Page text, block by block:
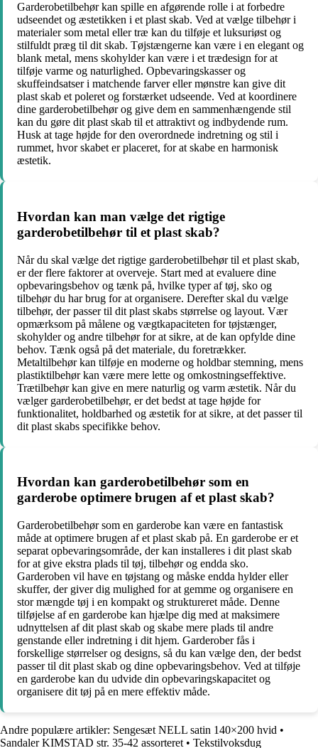
Garderobetilbehør kan spille en afgørende rolle i at forbedre
udseendet og æstetikken i et plast skab. Ved at vælge tilbehør i
materialer som metal eller træ kan du tilføje et luksuriøst og
stilfuldt præg til dit skab. Tøjstængerne kan være i en elegant og
blank metal, mens skohylder kan være i et trædesign for at
tilføje varme og naturlighed. Opbevaringskasser og
skuffeindsatser i matchende farver eller mønstre kan give dit
plast skab et poleret og forstærket udseende. Ved at koordinere
dine garderobetilbehør og give dem en sammenhængende stil
kan du gøre dit plast skab til et attraktivt og indbydende rum.
Husk at tage højde for den overordnede indretning og stil i
rummet, hvor skabet er placeret, for at skabe en harmonisk
æstetik.
Hvordan kan man vælge det rigtige
garderobetilbehør til et plast skab?
Når du skal vælge det rigtige garderobetilbehør til et plast skab,
er der flere faktorer at overveje. Start med at evaluere dine
opbevaringsbehov og tænk på, hvilke typer af tøj, sko og
tilbehør du har brug for at organisere. Derefter skal du vælge
tilbehør, der passer til dit plast skabs størrelse og layout. Vær
opmærksom på målene og vægtkapaciteten for tøjstænger,
skohylder og andre tilbehør for at sikre, at de kan opfylde dine
behov. Tænk også på det materiale, du foretrækker.
Metaltilbehør kan tilføje en moderne og holdbar stemning, mens
plastiktilbehør kan være mere lette og omkostningseffektive.
Trætilbehør kan give en mere naturlig og varm æstetik. Når du
vælger garderobetilbehør, er det bedst at tage højde for
funktionalitet, holdbarhed og æstetik for at sikre, at det passer til
dit plast skabs specifikke behov.
Hvordan kan garderobetilbehør som en
garderobe optimere brugen af et plast skab?
Garderobetilbehør som en garderobe kan være en fantastisk
måde at optimere brugen af et plast skab på. En garderobe er et
separat opbevaringsområde, der kan installeres i dit plast skab
for at give ekstra plads til tøj, tilbehør og endda sko.
Garderoben vil have en tøjstang og måske endda hylder eller
skuffer, der giver dig mulighed for at gemme og organisere en
stor mængde tøj i en kompakt og struktureret måde. Denne
tilføjelse af en garderobe kan hjælpe dig med at maksimere
udnyttelsen af dit plast skab og skabe mere plads til andre
genstande eller indretning i dit hjem. Garderober fås i
forskellige størrelser og designs, så du kan vælge den, der bedst
passer til dit plast skab og dine opbevaringsbehov. Ved at tilføje
en garderobe kan du udvide din opbevaringskapacitet og
organisere dit tøj på en mere effektiv måde.
Andre populære artikler: Sengesæt NELL satin 140×200 hvid •
Sandaler KIMSTAD str. 35-42 assorteret • Tekstilvoksdug